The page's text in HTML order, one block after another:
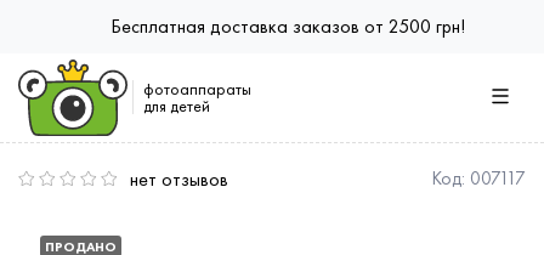
Бесплатная доставка заказов от 2500 грн!
фотоаппараты
для детей
нет отзывов Код: 007117
ПРОДАНО